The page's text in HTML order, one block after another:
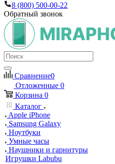
8 (800) 500-00-22
Обратный звонок
Сравнение0
Отложенные 0
Корзина 0
Каталог
Apple iPhone
Samsung Galaxy
Ноутбуки
Умные часы
Наушники и гарнитуры
Игрушки Labubu